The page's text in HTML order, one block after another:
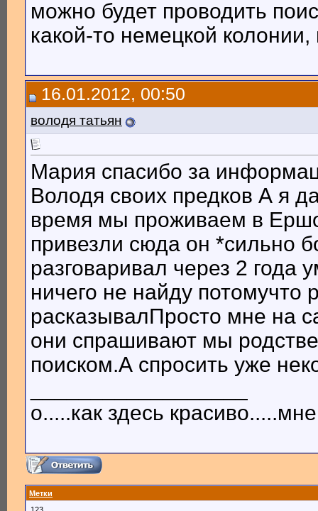
можно будет проводить
какой-то немецкой колонии,
16.01.2012, 00:50
володя татьян
Мария спасибо за
Володя своих предков А я
время мы проживаем в
привезли сюда он *сильно
разговаривал через 2 года
ничего не найду потомучто
расказывалПросто мне на
они спрашивают мы
поиском.А спросить уже
о.....как здесь
Метки